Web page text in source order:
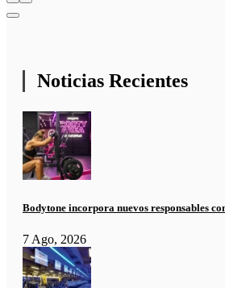
Noticias Recientes
Bodytone incorpora nuevos responsables
7 Ago, 2026